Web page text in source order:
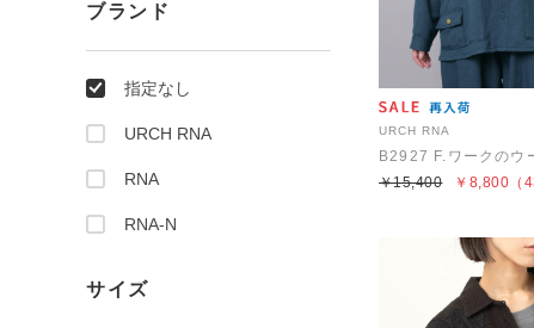
ブランド
指定なし
URCH RNA
RNA
RNA-N
サイズ
URCH RNA
￥8,800
￥15,400 （